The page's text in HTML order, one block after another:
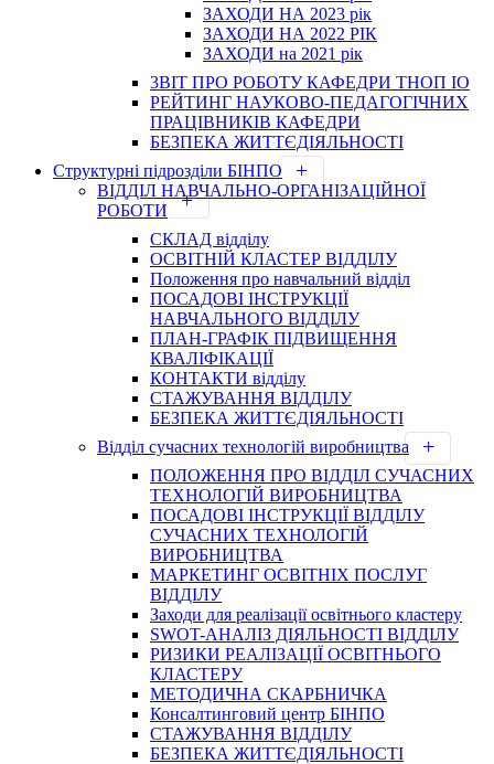
ЗАХОДИ НА 2023 рік
ЗАХОДИ НА 2022 РІК
ЗАХОДИ на 2021 рік
3BIT ПРО РОБОТУ КАФЕДРИ ТНОП ІО
РЕЙТИНГ НАУКОВО-ПЕДАГОГІЧНИХ
ПРАЦІВНИКІВ КАФЕДРИ
БЕЗПЕКА ЖИТТЄДІЯЛЬНОСТІ
Структурні підрозділи БІНПО
ВІДДІЛ НАВЧАЛЬНО-ОРГАНІЗАЦІЙНОЇ
РОБОТИ
СКЛАД відділу
ОСВІТНІЙ КЛАСТЕР ВІДДІЛУ
Положення про навчальний вiддiл
ПОСАДОВІ ІНСТРУКЦІЇ
НАВЧАЛЬНОГО ВІДДІЛУ
ПЛАН-ГРАФІК ПІДВИЩЕННЯ
КВАЛІФІКАЦІЇ
КОНТАКТИ відділу
СТАЖУВАННЯ ВІДДІЛУ
БЕЗПЕКА ЖИТТЄДІЯЛЬНОСТІ
Відділ сучасних технологій виробництва
ПОЛОЖЕННЯ ПРО ВІДДІЛ СУЧАСНИХ
ТЕХНОЛОГІЙ ВИРОБНИЦТВА
ПОСАДОВІ ІНСТРУКЦІЇ ВІДДІЛУ
СУЧАСНИХ ТЕХНОЛОГІЙ
ВИРОБНИЦТВА
МАРКЕТИНГ ОСВІТНІХ ПОСЛУГ
ВІДДІЛУ
Заходи для реалізації освітнього кластеру
SWOT-АНАЛІЗ ДІЯЛЬНОСТІ ВІДДІЛУ
РИЗИКИ РЕАЛІЗАЦІЇ ОСВІТНЬОГО
КЛАСТЕРУ
МЕТОДИЧНА СКАРБНИЧКА
Консалтинговий центр БІНПО
СТАЖУВАННЯ ВІДДІЛУ
БЕЗПЕКА ЖИТТЄДІЯЛЬНОСТІ